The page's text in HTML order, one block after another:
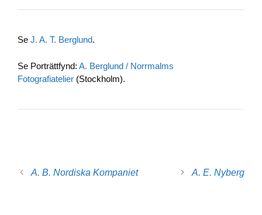
t
ail ail c
o
o
k
k
n
p
n
a
Se J. A. T. Berglund.
Se Porträttfynd: A. Berglund / Norrmalms
Fotografiatelier (Stockholm).
A. B. Nordiska Kompaniet A. E. Nyberg